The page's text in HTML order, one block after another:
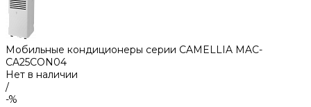
Мобильные кондиционеры серии CAMELLIA MAC-
CA25CON04
Нет в наличии
/
-%